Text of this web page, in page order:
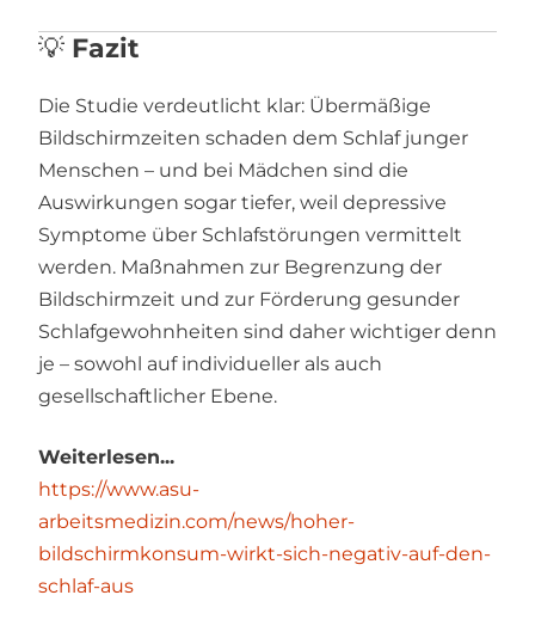
💡 Fazit
Die Studie verdeutlicht klar: Übermäßige
Bildschirmzeiten schaden dem Schlaf junger
Menschen – und bei Mädchen sind die
Auswirkungen sogar tiefer, weil depressive
Symptome über Schlafstörungen vermittelt
werden. Maßnahmen zur Begrenzung der
Bildschirmzeit und zur Förderung gesunder
Schlafgewohnheiten sind daher wichtiger denn
je – sowohl auf individueller als auch
gesellschaftlicher Ebene.
Weiterlesen...
https://www.asu-
arbeitsmedizin.com/news/hoher-
bildschirmkonsum-wirkt-sich-negativ-auf-den-
schlaf-aus